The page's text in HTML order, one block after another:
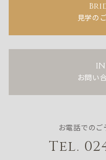
見学の
お問い
お電話での
Tel.